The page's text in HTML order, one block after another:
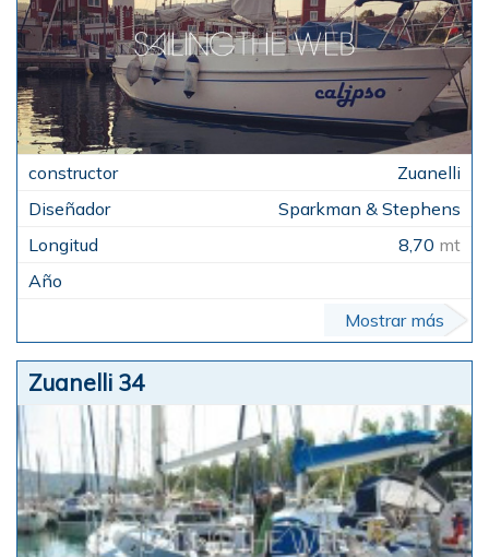
Zuanelli
Sparkman & Stephens
8,70 mt
Mostrar más
Zuanelli 34